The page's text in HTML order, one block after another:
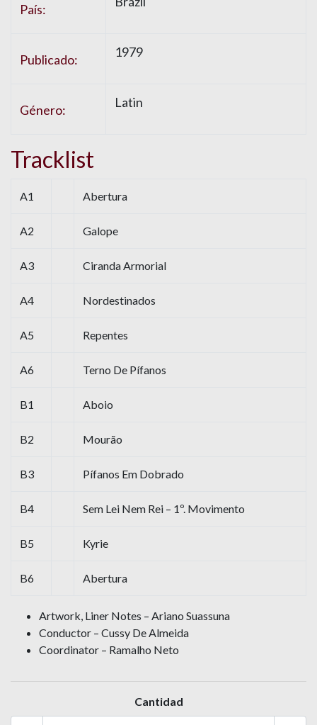
País:
Publicado: 1979
Género: Latin
Tracklist
A1 Abertura
A2 Galope
A3 Ciranda Armorial
A4 Nordestinados
A5 Repentes
A6 Terno De Pífanos
B1 Aboio
B2 Mourão
B3 Pífanos Em Dobrado
B4 Sem Lei Nem Rei – 1º. Movimento
B5 Kyrie
B6 Abertura
Artwork, Liner Notes – Ariano Suassuna
Conductor – Cussy De Almeida
Coordinator – Ramalho Neto
Cantidad